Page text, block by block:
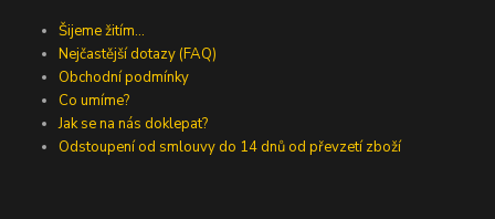
Šijeme žitím...
Nejčastější dotazy (FAQ)
Obchodní podmínky
Co umíme?
Jak se na nás doklepat?
Odstoupení od smlouvy do 14 dnů od převzetí zboží